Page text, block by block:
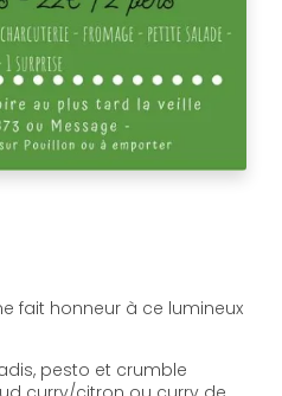
fait honneur à ce lumineux
pesto et crumble